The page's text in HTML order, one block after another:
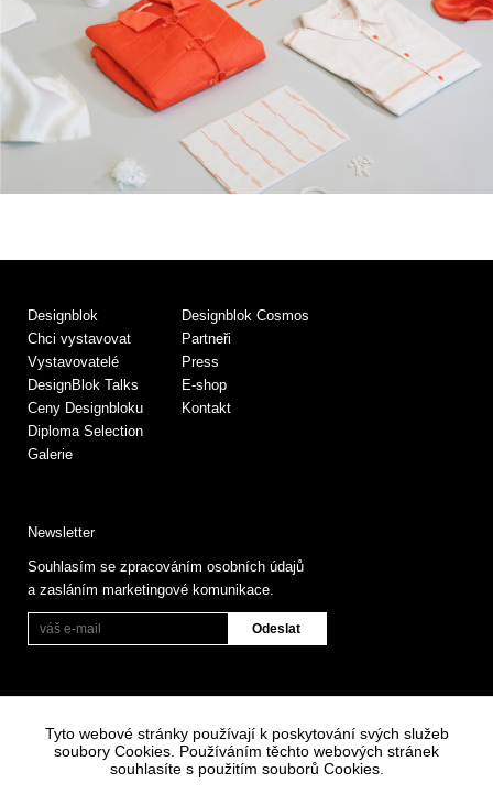
Designblok
Chci vystavovat
Vystavovatelé
DesignBlok Talks
Ceny Designbloku
Diploma Selection
Galerie
Designblok Cosmos
Partneři
Press
E-shop
Kontakt
Newsletter
Souhlasím se zpracováním osobních údajů
a zasláním marketingové komunikace.
Tyto webové stránky používají k poskytování svých služeb
soubory Cookies. Používáním těchto webových stránek
souhlasíte s použitím souborů Cookies.